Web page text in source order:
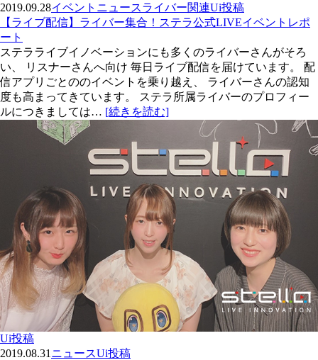
2019.09.28イベント ニュースライバー関連Ui投稿
【ライブ配信】ライバー集合！ステラ公式LIVEイベントレポ
ート
ステラライブイノベーションにも多くのライバーさんがそろ
い、 リスナーさんへ向け 毎日ライブ配信を届けています。 配
信アプリごとののイベントを乗り越え、 ライバーさんの認知
度も高まってきています。 ステラ所属ライバーのプロフィー
ルにつきましては… [続きを読む]
Ui投稿
2019.08.31 ニュースUi投稿